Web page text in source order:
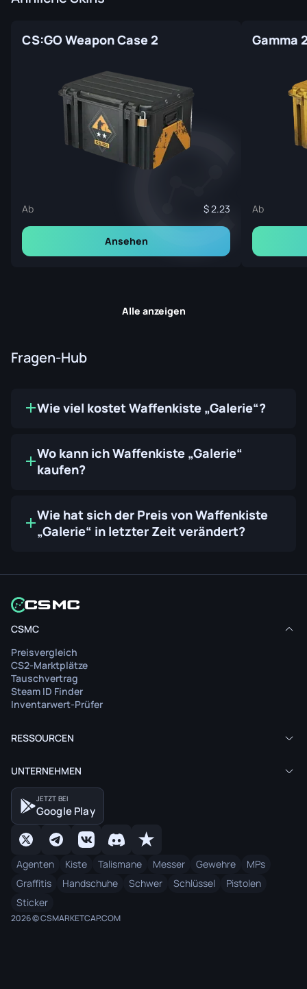
CS:GO Weapon Case 2
Ab 2.23
Ansehen
Gamma
Ab
Alle anzeigen
Fragen-Hub
Wie viel kostet Waffenkiste „Galerie“?
Wo kann ich Waffenkiste „Galerie“
kaufen?
Wie hat sich der Preis von Waffenkiste
„Galerie“ in letzter Zeit verändert?
CSMC
Preisvergleich
CS2-Marktplätze
Tauschvertrag
Steam ID Finder
Inventarwert-Prüfer
RESSOURCEN
UNTERNEHMEN
JETZT BEI
Google Play
Agenten Kiste Talismane Messer Gewehre
MPs
Graffitis
Handschuhe Schwer Schlüssel
Pistolen
Sticker
2026 © CSMARKETCAP.COM